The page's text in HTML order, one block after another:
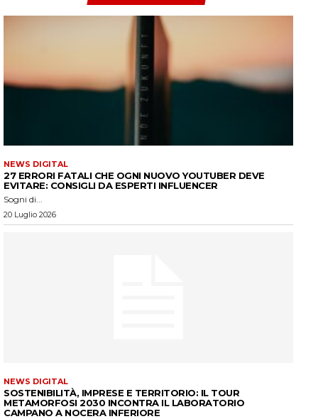
NEWS DIGITAL
27 ERRORI FATALI CHE OGNI NUOVO YOUTUBER DEVE
EVITARE: CONSIGLI DA ESPERTI INFLUENCER
Sogni di...
20 Luglio 2026
NEWS DIGITAL
SOSTENIBILITÀ, IMPRESE E TERRITORIO: IL TOUR
METAMORFOSI 2030 INCONTRA IL LABORATORIO
CAMPANO A NOCERA INFERIORE